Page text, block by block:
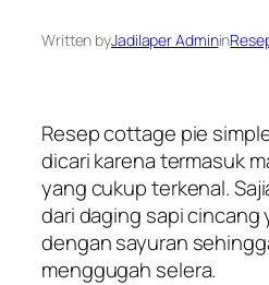
Written byJadilaper Adminin
Resep cottage pie
dicari karena termasuk
yang cukup terkenal.
dari daging sapi cincang
dengan sayuran
menggugah selera.